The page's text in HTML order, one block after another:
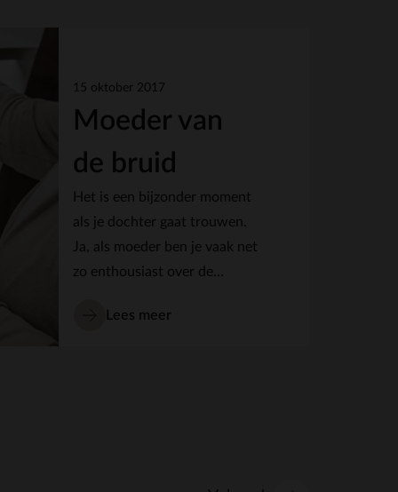
15 oktober 2017
Moeder van
de bruid
Het is een bijzonder moment
als je dochter gaat trouwen.
Ja, als moeder ben je vaak net
zo enthousiast over de
zelf. Uit eigen ervaring kan ik
Lees meer